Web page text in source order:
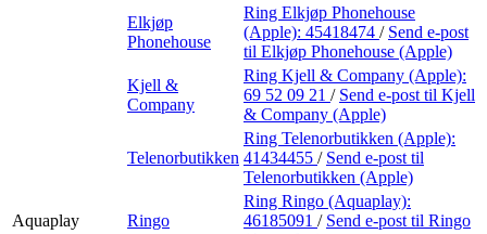
Elkjøp
Phonehouse
Ring Elkjøp Phonehouse
(Apple): 45418474 / Send e-post
til Elkjøp Phonehouse (Apple)
Kjell &
Company
Ring Kjell & Company (Apple):
69 52 09 21 / Send e-post til Kjell
& Company (Apple)
Telenorbutikken
Ring Telenorbutikken (Apple):
41434455 / Send e-post til
Telenorbutikken (Apple)
Aquaplay Ringo
Ring Ringo (Aquaplay):
46185091 / Send e-post til Ringo